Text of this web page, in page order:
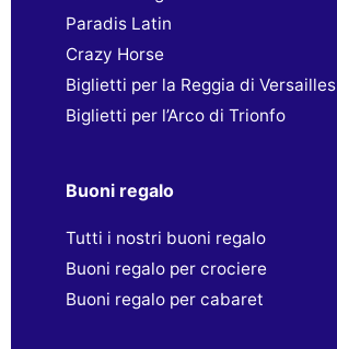
Paradis Latin
Crazy Horse
Biglietti per la Reggia di Versailles
Biglietti per l’Arco di Trionfo
Buoni regalo
Tutti i nostri buoni regalo
Buoni regalo per crociere
Buoni regalo per cabaret